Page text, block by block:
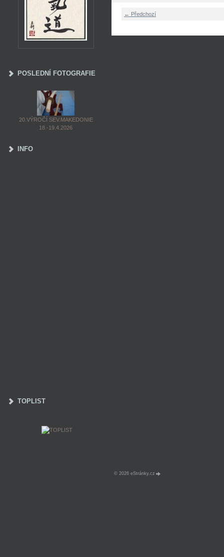
← Předchozí
POSLEDNÍ FOTOGRAFIE
20.VÝROČÍ SEV.MAKEDONIE
18.-19.4.2026
INFO
TOPLIST
© 2026 eStránky.cz